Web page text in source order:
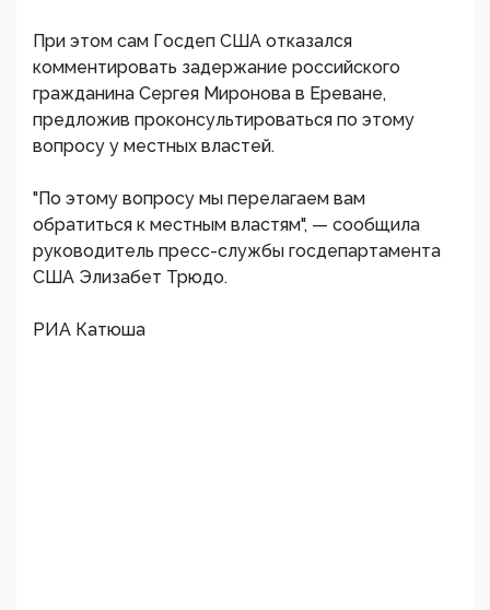
При этом сам Госдеп США отказался
комментировать задержание российского
гражданина Сергея Миронова в Ереване,
предложив проконсультироваться по этому
вопросу у местных властей.
"По этому вопросу мы перелагаем вам
обратиться к местным властям", — сообщила
руководитель пресс-службы госдепартамента
США Элизабет Трюдо.
РИА Катюша